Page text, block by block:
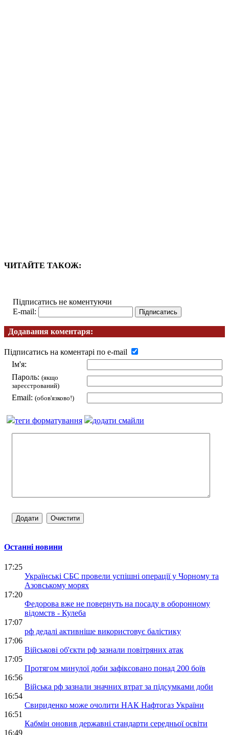
ЧИТАЙТЕ ТАКОЖ:
Підписатись не коментуючи
E-mail:
Додавання коментаря:
Підписатись на коментарі по e-mail
Ім'я:
Пароль: (якщо
зареєстрований)
Email: (обов'язково!)
теги форматування додати смайли
Останні новини
17:25
Українські СБС провели успішні операції у Чорному та
Азовському морях
17:20
Федорова вже не повернуть на посаду в оборонному
відомств - Кулеба
17:07
рф дедалі активніше використовує балістику
17:06
Військові об'єкти рф зазнали повітряних атак
17:05
Протягом минулої доби зафіксовано понад 200 боїв
16:56
Війська рф зазнали значних втрат за підсумками доби
16:54
Свириденко може очолити НАК Нафтогаз України
16:51
Кабмін оновив державні стандарти середньої освіти
16:49